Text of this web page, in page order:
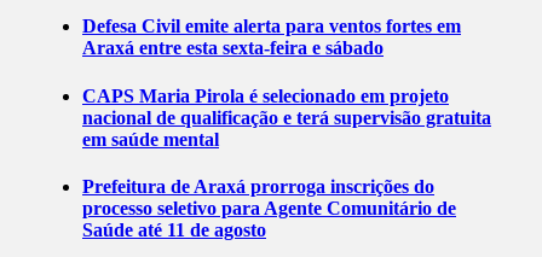
Defesa Civil emite alerta para ventos fortes em
Araxá entre esta sexta-feira e sábado
CAPS Maria Pirola é selecionado em projeto
nacional de qualificação e terá supervisão gratuita
em saúde mental
Prefeitura de Araxá prorroga inscrições do
processo seletivo para Agente Comunitário de
Saúde até 11 de agosto